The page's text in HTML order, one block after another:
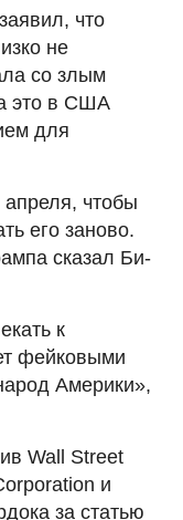
что
не
со злым
это в США
для
чтобы
его заново.
сказал Би-
к
фейковыми
Америки»,
Wall Street
и
за статью